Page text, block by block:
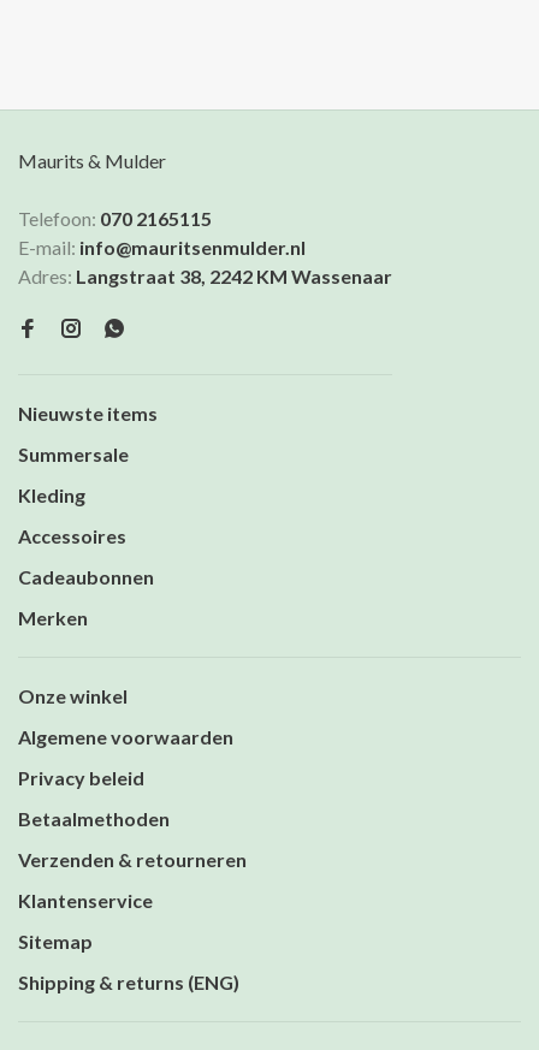
Maurits & Mulder
Telefoon: 070 2165115
E-mail: info@mauritsenmulder.nl
Adres: Langstraat 38, 2242 KM Wassenaar
Nieuwste items
Summersale
Kleding
Accessoires
Cadeaubonnen
Merken
Onze winkel
Algemene voorwaarden
Privacy beleid
Betaalmethoden
Verzenden & retourneren
Klantenservice
Sitemap
Shipping & returns (ENG)